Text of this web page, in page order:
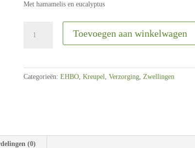
Met hamamelis en eucalyptus
Vital
Toevoegen aan winkelwagen
Categorieën:EHBO,Kreupel,Verzorging,Zwellingen
(0)